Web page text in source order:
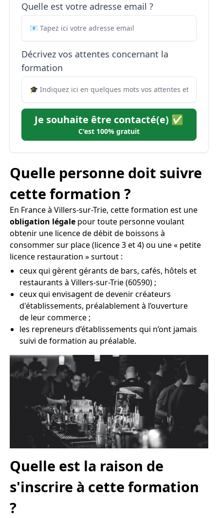
Quelle est votre adresse email ?
Décrivez vos attentes concernant la
formation
Je souhaite être contacté(e) ✅
C'est 100% gratuit
Quelle personne doit suivre
cette formation ?
En France à Villers-sur-Trie, cette formation est une
obligation légale pour toute personne voulant
obtenir une licence de débit de boissons à
consommer sur place (licence 3 et 4) ou une « petite
licence restauration » surtout :
ceux qui gèrent gérants de bars, cafés, hôtels et
restaurants à Villers-sur-Trie (60590) ;
ceux qui envisagent de devenir créateurs
d'établissements, préalablement à l’ouverture
de leur commerce ;
les repreneurs d’établissements qui n’ont jamais
suivi de formation au préalable.
Quelle est la raison de
s'inscrire à cette formation
?